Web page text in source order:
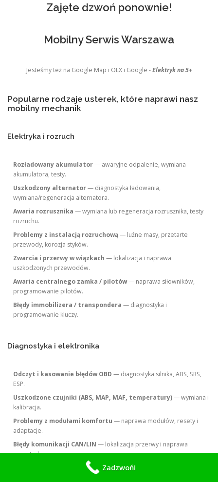
Zajęte dzwoń ponownie!
Mobilny Serwis Warszawa
Jesteśmy też na Google Map i OLX i Google -Elektryk na 5+
Popularne rodzaje usterek, które naprawi nasz
mobilny mechanik
Elektryka i rozruch
Rozładowany akumulator— awaryjne odpalenie, wymiana
akumulatora, testy.
Uszkodzony alternator— diagnostyka ładowania,
wymiana/regeneracja alternatora.
Awaria rozrusznika — wymiana lub regeneracja rozrusznika, testy
rozruchu.
Problemy z instalacją rozruchową— luźne masy, przetarte
przewody, korozja styków.
Zwarcia i przerwy w wiązkach — lokalizacja i naprawa
uszkodzonych przewodów.
Awaria centralnego zamka / pilotów— naprawa siłowników,
programowanie pilotów.
Błędy immobilizera / transpondera — diagnostyka i
programowanie kluczy.
Diagnostyka i elektronika
Odczyt i kasowanie błędów OBD — diagnostyka silnika, ABS, SRS,
ESP.
Uszkodzone czujniki (ABS, MAP, MAF, temperatury)— wymiana i
kalibracja.
Problemy z modułami komfortu — naprawa modułów, resety i
adaptacje.
Błędy komunikacji CAN/LIN — lokalizacja przerwy i naprawa
magistrali.
Zadzwoń!